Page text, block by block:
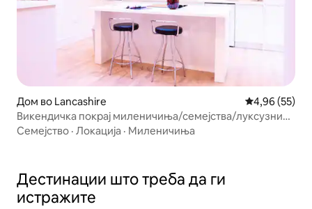
Дом во Lancashire Просечна
4,96 (55)
Викендичка покрај миленичиња/семејства/луксузни
канали во Ланкашир
Семејство · Локација · Миленичиња
Дестинации што треба да ги
истражите